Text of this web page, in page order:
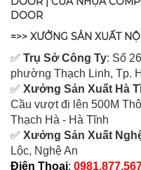
DOOR
=>> XƯỞNG SẢN XUẤT
✅ Trụ Sở Công Ty: Số
phường Thạch Linh, Tp.
✅ Xưởng Sản Xuất Hà
Cầu vượt đi lên 500M T
Thạch Hà - Hà Tĩnh
✅ Xưởng Sản Xuất
Lộc, Nghệ An
Điện Thoại: